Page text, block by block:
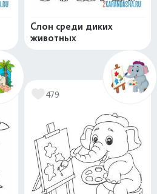
Слон среди диких
животных
479